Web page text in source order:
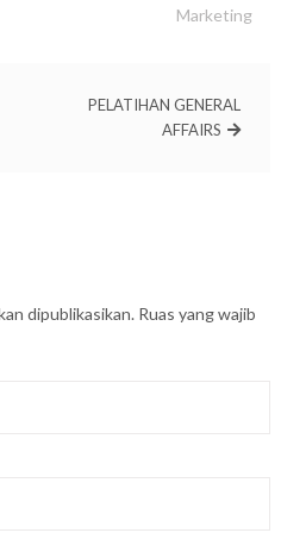
Marketing
PELATIHAN GENERAL
AFFAIRS
dipublikasikan. Ruas yang wajib